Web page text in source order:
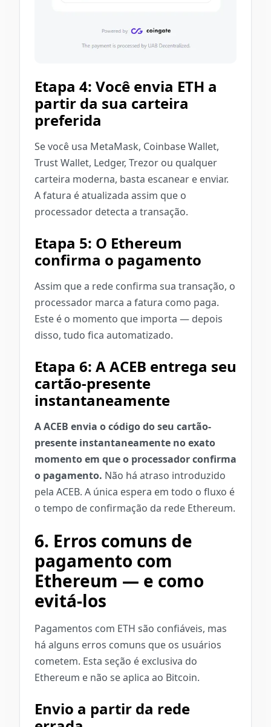
Etapa 4: Você envia ETH a
partir da sua carteira
preferida
Se você usa MetaMask, Coinbase Wallet,
Trust Wallet, Ledger, Trezor ou qualquer
carteira moderna, basta escanear e enviar.
A fatura é atualizada assim que o
processador detecta a transação.
Etapa 5: O Ethereum
confirma o pagamento
Assim que a rede confirma sua transação, o
processador marca a fatura como paga.
Este é o momento que importa — depois
disso, tudo fica automatizado.
Etapa 6: A ACEB entrega seu
cartão-presente
instantaneamente
A ACEB envia o código do seu cartão-
presente instantaneamente no exato
momento em que o processador confirma
o pagamento. Não há atraso introduzido
pela ACEB. A única espera em todo o fluxo é
o tempo de confirmação da rede Ethereum.
6. Erros comuns de
pagamento com
Ethereum — e como
evitá-los
Pagamentos com ETH são confiáveis, mas
há alguns erros comuns que os usuários
cometem. Esta seção é exclusiva do
Ethereum e não se aplica ao Bitcoin.
Envio a partir da rede